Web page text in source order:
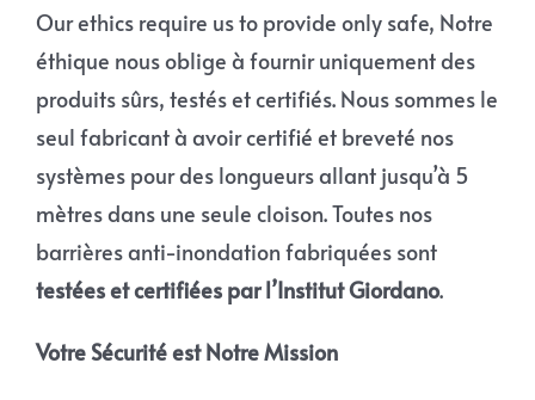
Our ethics require us to provide only safe, Notre
éthique nous oblige à fournir uniquement des
produits sûrs, testés et certifiés. Nous sommes le
seul fabricant à avoir certifié et breveté nos
systèmes pour des longueurs allant jusqu’à 5
mètres dans une seule cloison. Toutes nos
barrières anti-inondation fabriquées sont
testées et certifiées par l’Institut Giordano.
Votre Sécurité est Notre Mission